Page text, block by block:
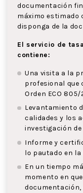
documentación
máximo estimado
disponga de la
El servicio de
contiene:
Una visita a la
profesional que
Orden ECO
Levantamiento
calidades y los
investigación
Informe y
lo pautado en
En un tiempo
momento en
documentación,